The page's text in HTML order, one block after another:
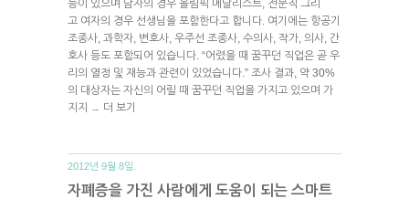
등이 있으며 남자의 경우 올림픽 메달리스트, 전문직 그리
고 여자의 경우 선생님을 포함한다고 합니다. 여기에는 항공기
조종사, 과학자, 변호사, 우주선 조종사, 수의사, 작가, 의사, 간
호사 등도 포함되어 있습니다. “어렸을 때 꿈꾸던 직업은 곧 우
리의 열정 및 재능과 관련이 있었습니다.” 조사 결과, 약 30%
의 대상자는 자신의 어릴 때 꿈꾸던 직업을 가지고 있으며 가
지지
→ 더 보기
2012년 9월 8일.
자폐증을 가진 사람에게 도움이 되는 스마트